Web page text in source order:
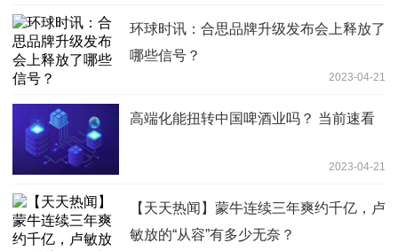
环球时讯：合思品牌升级发布会上释放了
哪些信号？
2023-04-21
高端化能扭转中国啤酒业吗？ 当前速看
2023-04-21
【天天热闻】蒙牛连续三年爽约千亿，卢
敏放的“从容”有多少无奈？